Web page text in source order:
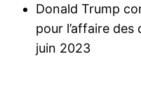
Donald Trump
pour l’affaire
juin 2023